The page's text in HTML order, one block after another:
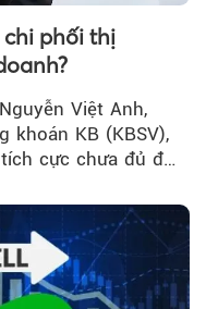
phối thị
Việt Anh,
khoán KB (KBSV),
cực chưa đủ để